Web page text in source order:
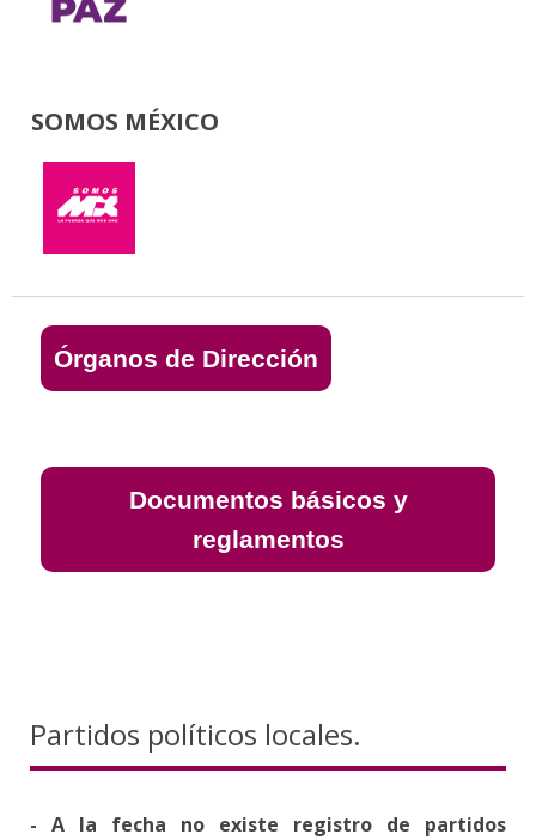
SOMOS MÉXICO
Órganos de Dirección
Documentos básicos y
reglamentos
Partidos políticos locales.
- A la fecha no existe registro de partidos